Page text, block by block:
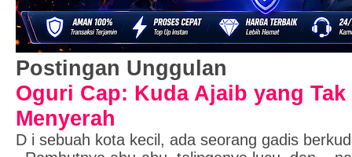
Postingan Unggulan
Oguri Cap: Kuda Ajaib yang Tak
Menyerah
D i sebuah kota kecil, ada seorang gadis